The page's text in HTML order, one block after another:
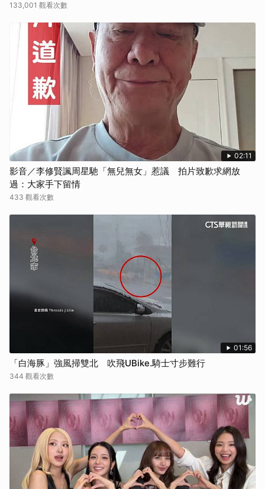
133,001 觀看次數
02:11
影音／李修賢諷周星馳「無兒無女」惹議 拍片致歉求網放
過：大家手下留情
433 觀看次數
01:56
「白海豚」強風掃雙北 吹飛UBike.騎士寸步難行
344 觀看次數